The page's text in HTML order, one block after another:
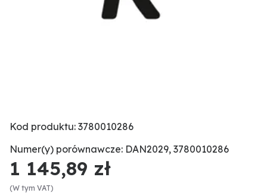
Kod produktu: 3780010286
Numer(y) porównawcze: DAN2029, 3780010286
1 145,89 zł
(W tym VAT)